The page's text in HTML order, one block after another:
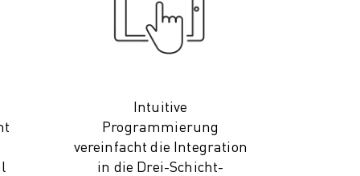
Intuitive
Programmierung
vereinfacht die Integration
in die Drei-Schicht-